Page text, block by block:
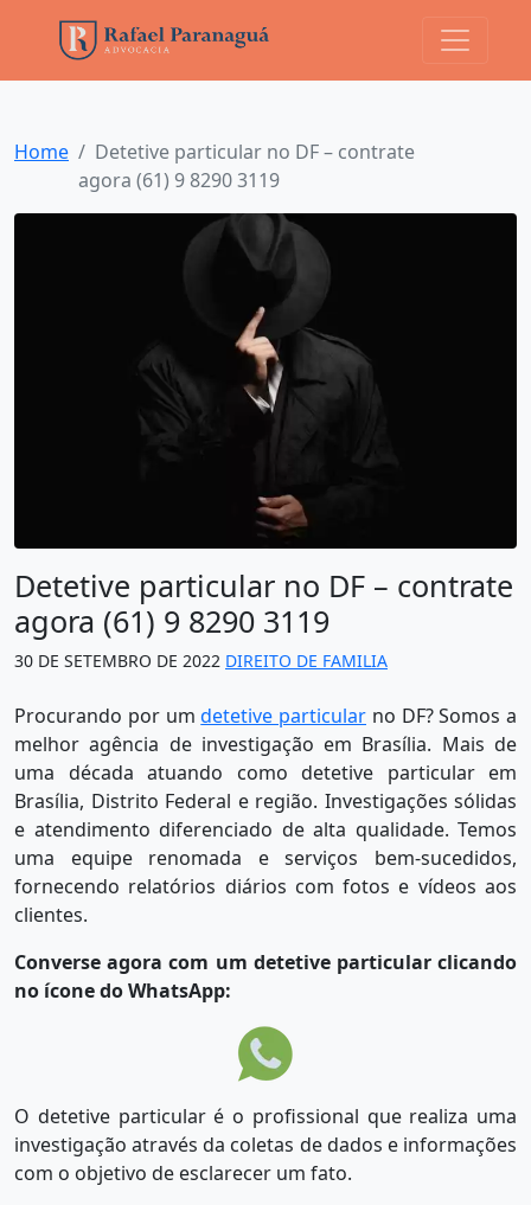
Home
Detetive particular no DF – contrate
agora (61) 9 8290 3119
Detetive particular no DF – contrate
agora (61) 9 8290 3119
30 DE SETEMBRO DE 2022 DIREITO DE FAMILIA
Procurando por umdetetive particular no DF? Somos a
melhor agência de investigação em Brasília. Mais de
uma década atuando como detetive particular em
Brasília, Distrito Federal e região. Investigações sólidas
e atendimento diferenciado de alta qualidade. Temos
uma equipe renomada e serviços bem-sucedidos,
fornecendo relatórios diários com fotos e vídeos aos
clientes.
Converse agora com um detetive particular clicando
no ícone do WhatsApp:
O detetive particular é o profissional que realiza uma
investigação através da coletas de dados e informações
com o objetivo de esclarecer um fato.